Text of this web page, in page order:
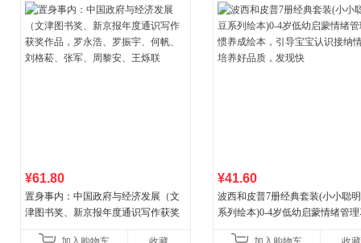
¥61.80
置身事内：中国政府与经济发展（文
津图书奖、新京报年度通识写作获奖
¥41.60
波西和皮普7册经典套装(小小聪
系列绘本)0-4岁低幼启蒙情绪管